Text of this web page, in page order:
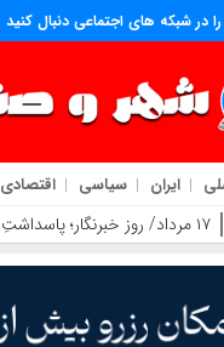
در شبکه های اجتماعی دنبال کنید
ایران سیاسی اقتصادی
۱۷ مرداد/ روز خبرنگار؛ پاسداشتِ شرافتِ قلم و روایتگرانِ حقیقت